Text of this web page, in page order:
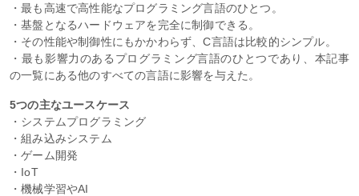
・最も高速で高性能なプログラミング言語のひとつ。
・基盤となるハードウェアを完全に制御できる。
・その性能や制御性にもかかわらず、C言語は比較的シンプル。
・最も影響力のあるプログラミング言語のひとつであり、本記事
の一覧にある他のすべての言語に影響を与えた。
5つの主なユースケース
・システムプログラミング
・組み込みシステム
・ゲーム開発
・IoT
・機械学習やAI